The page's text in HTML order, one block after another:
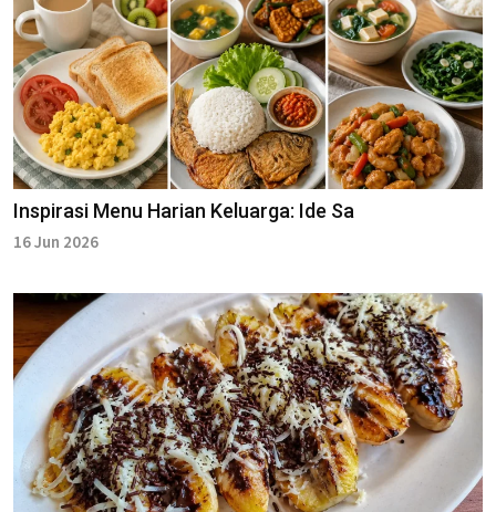
Inspirasi Menu Harian Keluarga: Ide Sa
16 Jun 2026